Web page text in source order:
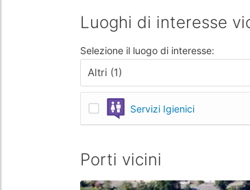
Luoghi di interesse
Selezione il luogo di interesse:
Altri (1)
Servizi Igienici
Porti vicini